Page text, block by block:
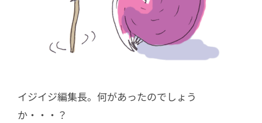
イジイジ編集長。何があったのでしょう
か・・・？